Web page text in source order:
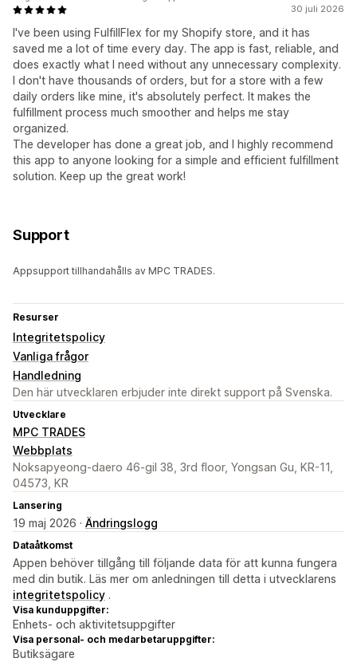
30 juli 2026
I've been using FulfillFlex for my Shopify store, and it has
saved me a lot of time every day. The app is fast, reliable, and
does exactly what I need without any unnecessary complexity.
I don't have thousands of orders, but for a store with a few
daily orders like mine, it's absolutely perfect. It makes the
fulfillment process much smoother and helps me stay
organized.
The developer has done a great job, and I highly recommend
this app to anyone looking for a simple and efficient fulfillment
solution. Keep up the great work!
Support
Appsupport tillhandahålls av MPC TRADES.
Resurser
Integritetspolicy
Vanliga frågor
Handledning
Den här utvecklaren erbjuder inte direkt support på Svenska.
Utvecklare
MPC TRADES
Webbplats
Noksapyeong-daero 46-gil 38, 3rd floor, Yongsan Gu, KR-11,
04573, KR
Lansering
19 maj 2026 · Ändringslogg
Dataåtkomst
Appen behöver tillgång till följande data för att kunna fungera
med din butik. Läs mer om anledningen till detta i utvecklarens
integritetspolicy .
Visa kunduppgifter:
Enhets- och aktivitetsuppgifter
Visa personal- och medarbetaruppgifter:
Butiksägare